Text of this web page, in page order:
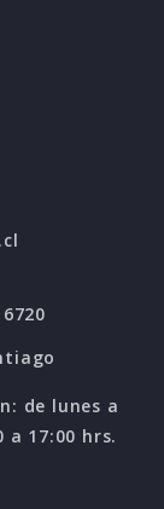
de lunes a
a 17:00 hrs.